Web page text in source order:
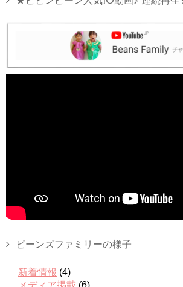
ビーンズファミリーの様子
新着情報 (4)
メディア掲載 (6)